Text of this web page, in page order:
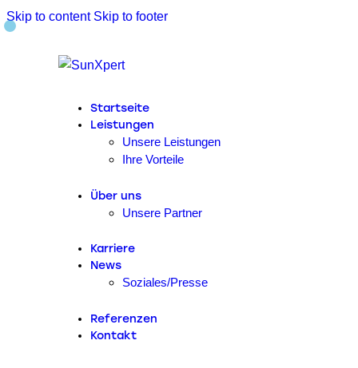
Skip to content Skip to footer
Startseite
Leistungen
Unsere Leistungen
Ihre Vorteile
Über uns
Unsere Partner
Karriere
News
Soziales/Presse
Referenzen
Kontakt